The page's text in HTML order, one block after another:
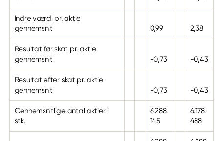
Indre værdi pr. aktie
gennemsnit
0,99 2,38
Resultat før skat pr. aktie
gennemsnit
-0,73 -0,43
Resultat efter skat pr. aktie
gennemsnit
-0,73 -0,43
Gennemsnitlige antal aktier i
stk.
6.288.
145
6.178.
488